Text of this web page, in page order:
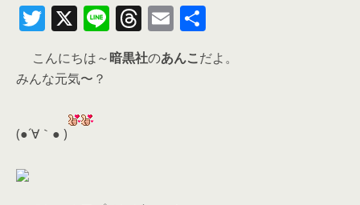
T
w
itt
er
X Li
n
e
T
h
re
E
m
ai
有
こんにちは～暗黒社のあんこだよ。
みんな元気〜？
(●´∀｀● )